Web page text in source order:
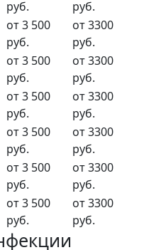
руб.
руб.
от 3 500
руб.
от 3300
руб.
от 3 500
руб.
от 3300
руб.
от 3 500
руб.
от 3300
руб.
от 3 500
руб.
от 3300
руб.
от 3 500
руб.
от 3300
руб.
от 3 500
руб.
от 3300
руб.